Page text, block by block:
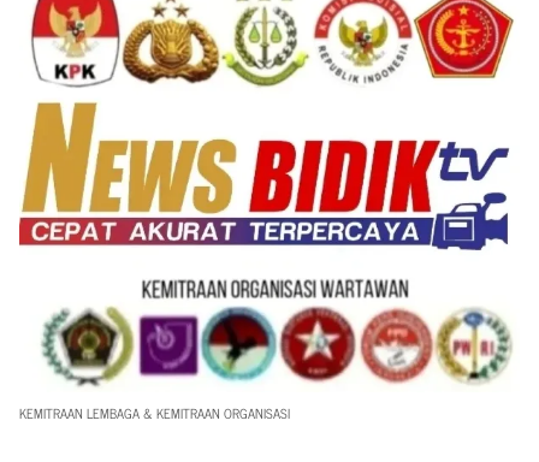
KEMITRAAN LEMBAGA & KEMITRAAN ORGANISASI